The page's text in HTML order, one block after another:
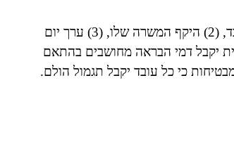
חישוב דמי ההבראה נקבע לפי שלושה גורמים מרכזיים: (1) ותק העובד, (2) היקף המשרה שלו, (3) ערך יום
יקבל דמי הבראה מחושבים בהתאם
כי כל עובד יקבל תגמול הולם.